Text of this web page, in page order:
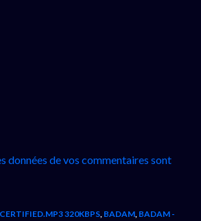
données de vos commentaires sont
320KBPS, BADAM, BADAM -